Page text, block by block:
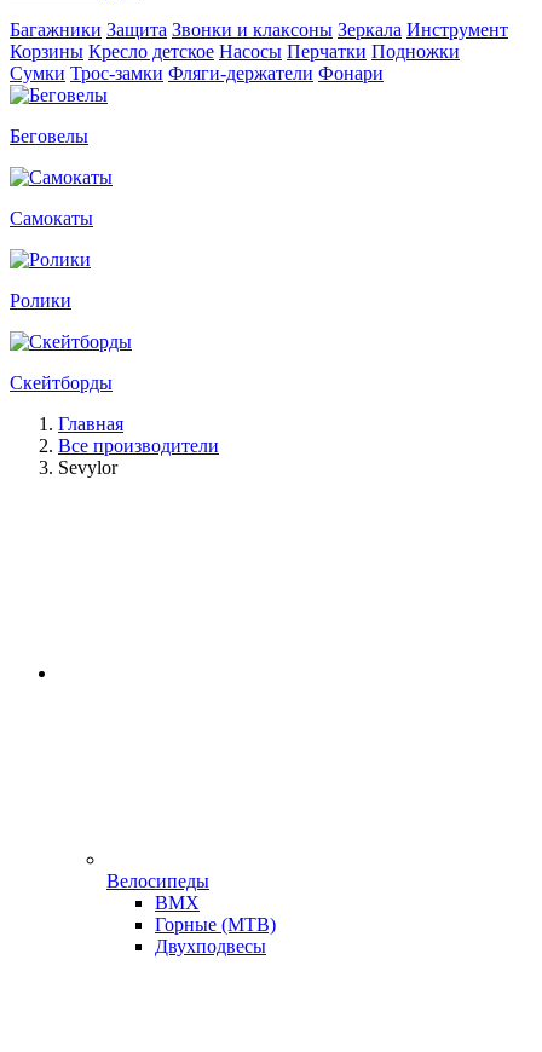
Багажники Защита Звонки и клаксоны Зеркала Инструмент
Корзины Кресло детское Насосы Перчатки Подножки
Сумки Трос-замки Фляги-держатели Фонари
Беговелы
Самокаты
Ролики
Скейтборды
Главная
Все производители
Sevylor
Велосипеды
BMX
Горные (MTB)
Двухподвесы